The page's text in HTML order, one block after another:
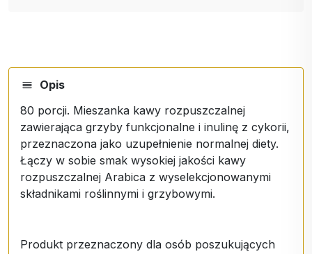
Opis
80 porcji. Mieszanka kawy rozpuszczalnej
zawierająca grzyby funkcjonalne i inulinę z cykorii,
przeznaczona jako uzupełnienie normalnej diety.
Łączy w sobie smak wysokiej jakości kawy
rozpuszczalnej Arabica z wyselekcjonowanymi
składnikami roślinnymi i grzybowymi.
Produkt przeznaczony dla osób poszukujących